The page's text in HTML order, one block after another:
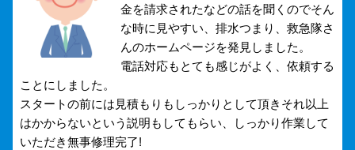
金を請求されたなどの話を聞くのでそん
な時に見やすい、排水つまり、救急隊さ
んのホームページを発見しました。
電話対応もとても感じがよく、依頼する
ことにしました。
スタートの前には見積もりもしっかりとして頂きそれ以上
はかからないという説明もしてもらい、しっかり作業して
いただき無事修理完了!